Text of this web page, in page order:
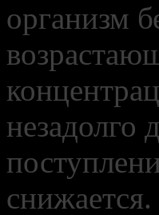
организм
незадолго